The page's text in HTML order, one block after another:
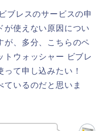
ブレスのサービスの申
が使えない原因につい
が、多分、こちらのペ
トウォッシャー ビブレ
て申し込みたい！
ているのだと思いま